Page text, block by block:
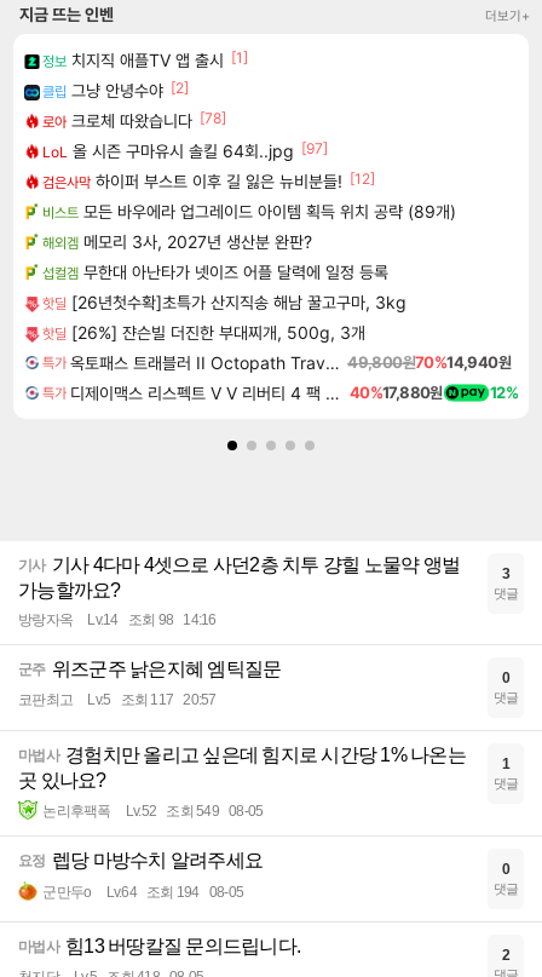
지금 뜨는 인벤 더보기+
정보 치지직 애플TV 앱 출시 [1]
클립 그냥 안녕수야 [2]
로아 크로체 따왔습니다 [78]
LoL 올 시즌 구마유시 솔킬 64회..jpg [97]
검은사막 하이퍼 부스트 이후 길 잃은 뉴비분들! [12]
비스트 모든 바우에라 업그레이드 아이템 획득 위치 공략 (89개)
해외겜 메모리 3사, 2027년 생산분 완판?
섭컬겜 무한대 아난타가 넷이즈 어플 달력에 일정 등록
핫딜 [26년첫수확]초특가 산지직송 해남 꿀고구마, 3kg
핫딜 [26%] 쟌슨빌 더진한 부대찌개, 500g, 3개
특가 옥토패스 트래블러 II Octopath Traveler II 49,800원70%14,940원
특가 디제이맥스 리스펙트 V V 리버티 4 팩 DJMAX RESPECT V V Liberty 4 Pack DLC 40%17,880원 12%
기사 기사 4다마 4셋으로 사던2층 치투 걍힐 노물약 앵벌
가능할까요?
방랑자옥 Lv.14 조회 98 14:16
3
댓글
군주 위즈군주 낡은지혜 엠틱질문
코판최고 Lv.5 조회 117 20:57
0
댓글
마법사 경험치만 올리고 싶은데 힘지로 시간당 1% 나온는
곳 있나요?
논리후팩폭 Lv.52 조회 549 08-05
1
댓글
요정 렙당 마방수치 알려주세요
군만두o Lv.64 조회 194 08-05
0
댓글
마법사 힘13 버땅칼질 문의드립니다. 2